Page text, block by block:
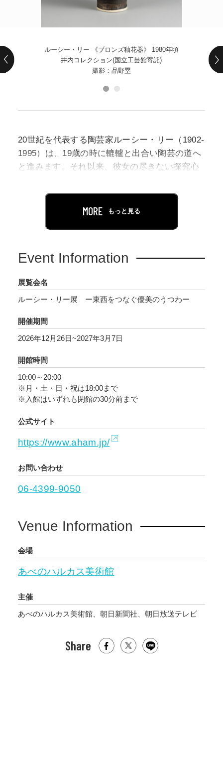
ルーシー・リー 《ブロンズ釉花器》 1980年頃
井内コレクション(国立工芸館寄託)
撮影：品野塁
20世紀を代表する陶芸家ルーシー・リー（1902-
1995）は、19歳の時に轆轤と出合い陶芸の道へ
と進みます。それ以来、彼女の尽きない探究心
は、ウィーンからロンドンに渡り活動を続ける
なかで洗練を極め、新しい造形世界を人々に提
交えながら紐解きます。
MORE もっと見る
Event Information
展覧会名
ルーシー・リー展 ー東西をつなぐ優美のうつわー
開催期間
2026年12月26日~2027年3月7日
開館時間
10:00～20:00
※月・土・日・祝は18:00まで
※入館はいずれも閉館の30分前まで
公式サイト
https://www.aham.jp/
お問い合わせ
06-4399-9050
Venue Information
会場
あべのハルカス美術館
主催
あべのハルカス美術館、朝日新聞社、朝日放送テレビ
Share